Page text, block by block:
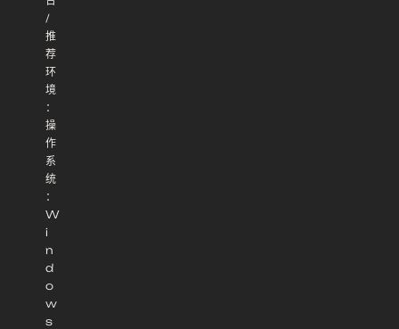
/
推
荐
环
境
：
操
作
系
统
：
W
i
n
d
o
w
s